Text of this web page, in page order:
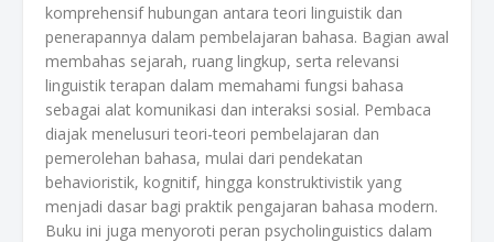
komprehensif hubungan antara teori linguistik dan
penerapannya dalam pembelajaran bahasa. Bagian awal
membahas sejarah, ruang lingkup, serta relevansi
linguistik terapan dalam memahami fungsi bahasa
sebagai alat komunikasi dan interaksi sosial. Pembaca
diajak menelusuri teori-teori pembelajaran dan
pemerolehan bahasa, mulai dari pendekatan
behavioristik, kognitif, hingga konstruktivistik yang
menjadi dasar bagi praktik pengajaran bahasa modern.
Buku ini juga menyoroti peran psycholinguistics dalam